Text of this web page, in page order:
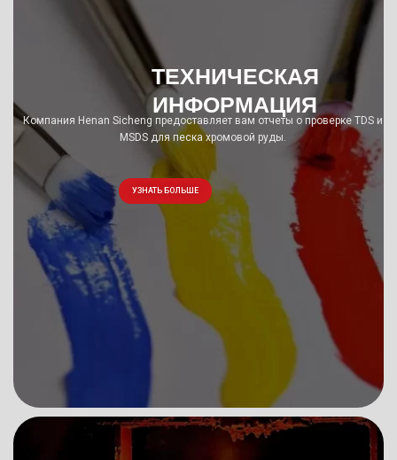
Компания Henan Sicheng предоставляет вам отчеты о проверке TDS и
MSDS для песка хромовой руды.
ТЕХНИЧЕСКАЯ
ИНФОРМАЦИЯ
УЗНАТЬ БОЛЬШЕ